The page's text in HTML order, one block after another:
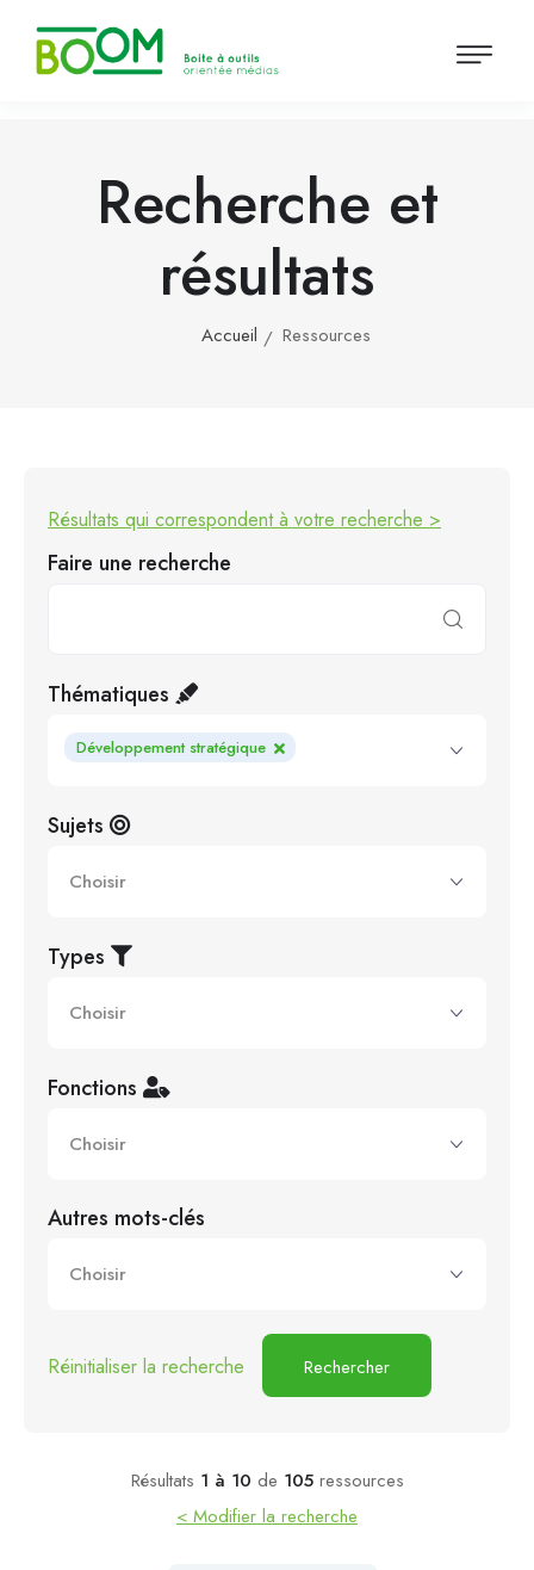
Recherche et
résultats
Accueil Ressources
Résultats qui correspondent à votre recherche >
Faire une recherche
Thématiques
Développement stratégique
Sujets
Types
Fonctions
Autres mots-clés
Réinitialiser la recherche Rechercher
Résultats 1 à 10 de 105ressources
< Modifier la recherche